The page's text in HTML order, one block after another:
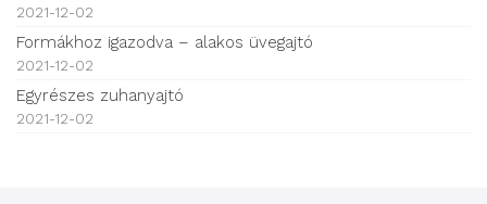
2021-12-02
Formákhoz igazodva – alakos üvegajtó
2021-12-02
Egyrészes zuhanyajtó
2021-12-02